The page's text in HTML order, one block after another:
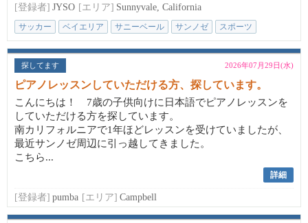
[登録者] JYSO [エリア] Sunnyvale, California
サッカー ベイエリア サニーベール サンノゼ スポーツ
探してます 2026年07月29日(水)
ピアノレッスンしていただける方、探しています。
こんにちは！ 7歳の子供向けに日本語でピアノレッスンを
していただける方を探しています。
南カリフォルニアで1年ほどレッスンを受けていましたが、
最近サンノゼ周辺に引っ越してきました。
こちら...
詳細
[登録者] pumba [エリア] Campbell